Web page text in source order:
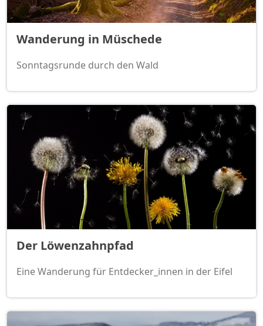
Wanderung in Müschede
Sonntagsrunde durch den Wald
Der Löwenzahnpfad
Eine Wanderung für Entdecker_innen in der Eifel